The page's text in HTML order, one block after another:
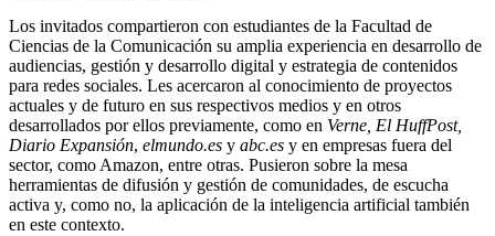
Los invitados compartieron con estudiantes de la Facultad de
Ciencias de la Comunicación su amplia experiencia en desarrollo de
audiencias, gestión y desarrollo digital y estrategia de contenidos
para redes sociales. Les acercaron al conocimiento de proyectos
actuales y de futuro en sus respectivos medios y en otros
desarrollados por ellos previamente, como en Verne, El HuffPost,
Diario Expansión, elmundo.es y abc.es y en empresas fuera del
sector, como Amazon, entre otras. Pusieron sobre la mesa
herramientas de difusión y gestión de comunidades, de escucha
activa y, como no, la aplicación de la inteligencia artificial también
en este contexto.